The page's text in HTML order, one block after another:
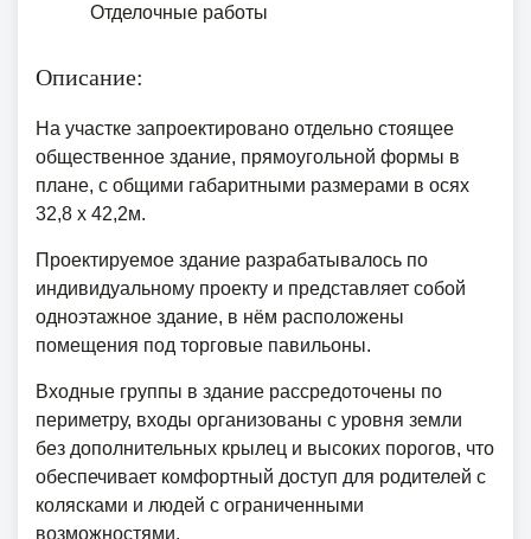
Отделочные работы
Описание:
На участке запроектировано отдельно стоящее
общественное здание, прямоугольной формы в
плане, с общими габаритными размерами в осях
32,8 х 42,2м.
Проектируемое здание разрабатывалось по
индивидуальному проекту и представляет собой
одноэтажное здание, в нём расположены
помещения под торговые павильоны.
Входные группы в здание рассредоточены по
периметру, входы организованы с уровня земли
без дополнительных крылец и высоких порогов, что
обеспечивает комфортный доступ для родителей с
колясками и людей с ограниченными
возможностями.